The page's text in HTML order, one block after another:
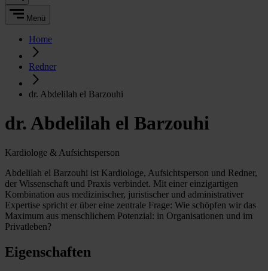
Menü
Home
Redner
dr. Abdelilah el Barzouhi
dr. Abdelilah el Barzouhi
Kardiologe & Aufsichtsperson
Abdelilah el Barzouhi ist Kardiologe, Aufsichtsperson und Redner,
der Wissenschaft und Praxis verbindet. Mit einer einzigartigen
Kombination aus medizinischer, juristischer und administrativer
Expertise spricht er über eine zentrale Frage: Wie schöpfen wir das
Maximum aus menschlichem Potenzial: in Organisationen und im
Privatleben?
Eigenschaften